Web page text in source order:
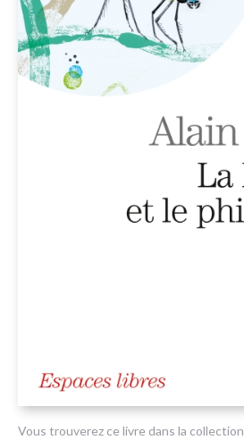
Vous trouverez ce livre dans la collection